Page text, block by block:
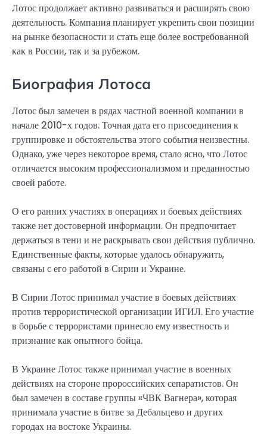
Лотос продолжает активно развиваться и расширять свою
деятельность. Компания планирует укрепить свои позиции
на рынке безопасности и стать еще более востребованной
как в России, так и за рубежом.
Биография Лотоса
Лотос был замечен в рядах частной военной компании в
начале 2010-х годов. Точная дата его присоединения к
группировке и обстоятельства этого события неизвестны.
Однако, уже через некоторое время, стало ясно, что Лотос
отличается высоким профессионализмом и преданностью
своей работе.
О его ранних участиях в операциях и боевых действиях
также нет достоверной информации. Он предпочитает
держаться в тени и не раскрывать свои действия публично.
Единственные факты, которые удалось обнаружить,
связаны с его работой в Сирии и Украине.
В Сирии Лотос принимал участие в боевых действиях
против террористической организации ИГИЛ. Его участие
в борьбе с террористами принесло ему известность и
признание как опытного бойца.
В Украине Лотос также принимал участие в военных
действиях на стороне пророссийских сепаратистов. Он
был замечен в составе группы «ЧВК Вагнера», которая
принимала участие в битве за Дебальцево и других
городах на востоке Украины.